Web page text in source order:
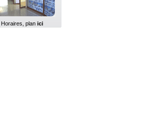
Horaires, plan ici